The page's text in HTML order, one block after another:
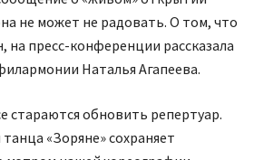
не может не радовать. О том, что
пресс-конференции рассказала
Наталья Агапеева.
стараются обновить репертуар.
«Зоряне» сохраняет